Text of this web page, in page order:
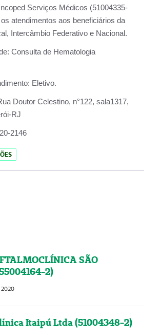
Serviços Médicos (51004335-
atendimentos aos beneficiários da
Intercâmbio Federativo e Nacional.
Consulta de Hematologia
Eletivo.
Doutor Celestino, n°122, sala1317,
RJ
2146
SÃO
2)
2020
Itaipú Ltda (51004348-2)